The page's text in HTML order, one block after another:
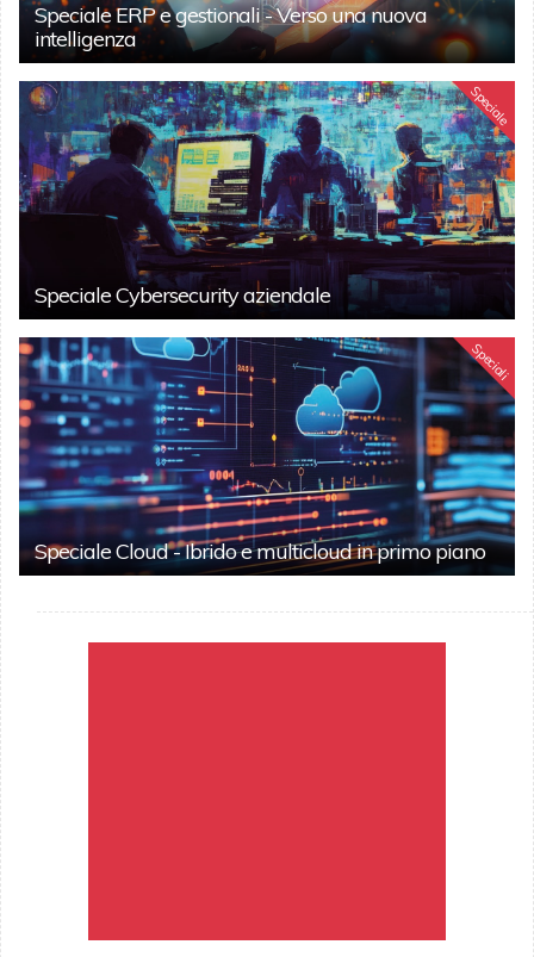
Speciale ERP e gestionali - Verso una nuova
intelligenza
Speciale
Speciale Cybersecurity aziendale
Speciali
Speciale Cloud - Ibrido e multicloud in primo piano